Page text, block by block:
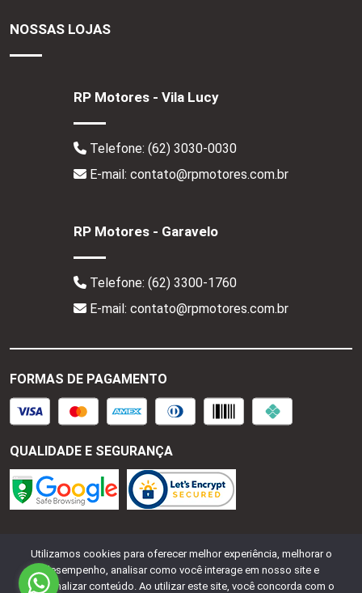
NOSSAS LOJAS
RP Motores - Vila Lucy
Telefone: (62) 3030-0030
E-mail: contato@rpmotores.com.br
RP Motores - Garavelo
Telefone: (62) 3300-1760
E-mail: contato@rpmotores.com.br
FORMAS DE PAGAMENTO
QUALIDADE E SEGURANÇA
direitos reservados.2026
Utilizamos cookies para oferecer melhor experiência, melhorar o
desempenho, analisar como você interage em nosso site e
personalizar conteúdo. Ao utilizar este site, você concorda com o